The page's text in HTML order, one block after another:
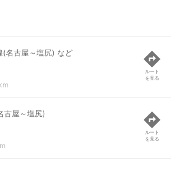
(名古屋～塩尻) など
ルート
を見る
古屋～塩尻)
ルート
を見る